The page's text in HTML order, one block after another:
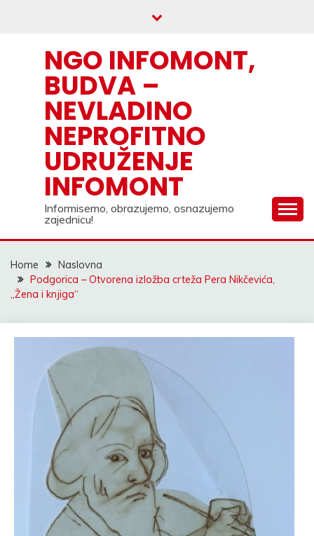
NGO INFOMONT,
BUDVA –
NEVLADINO
NEPROFITNO
UDRUŽENJE
INFOMONT
Informisemo, obrazujemo, osnazujemo
zajednicu!
Home
Naslovna
Podgorica – Otvorena izložba crteža Pera Nikčevića,
„Žena i knjiga“